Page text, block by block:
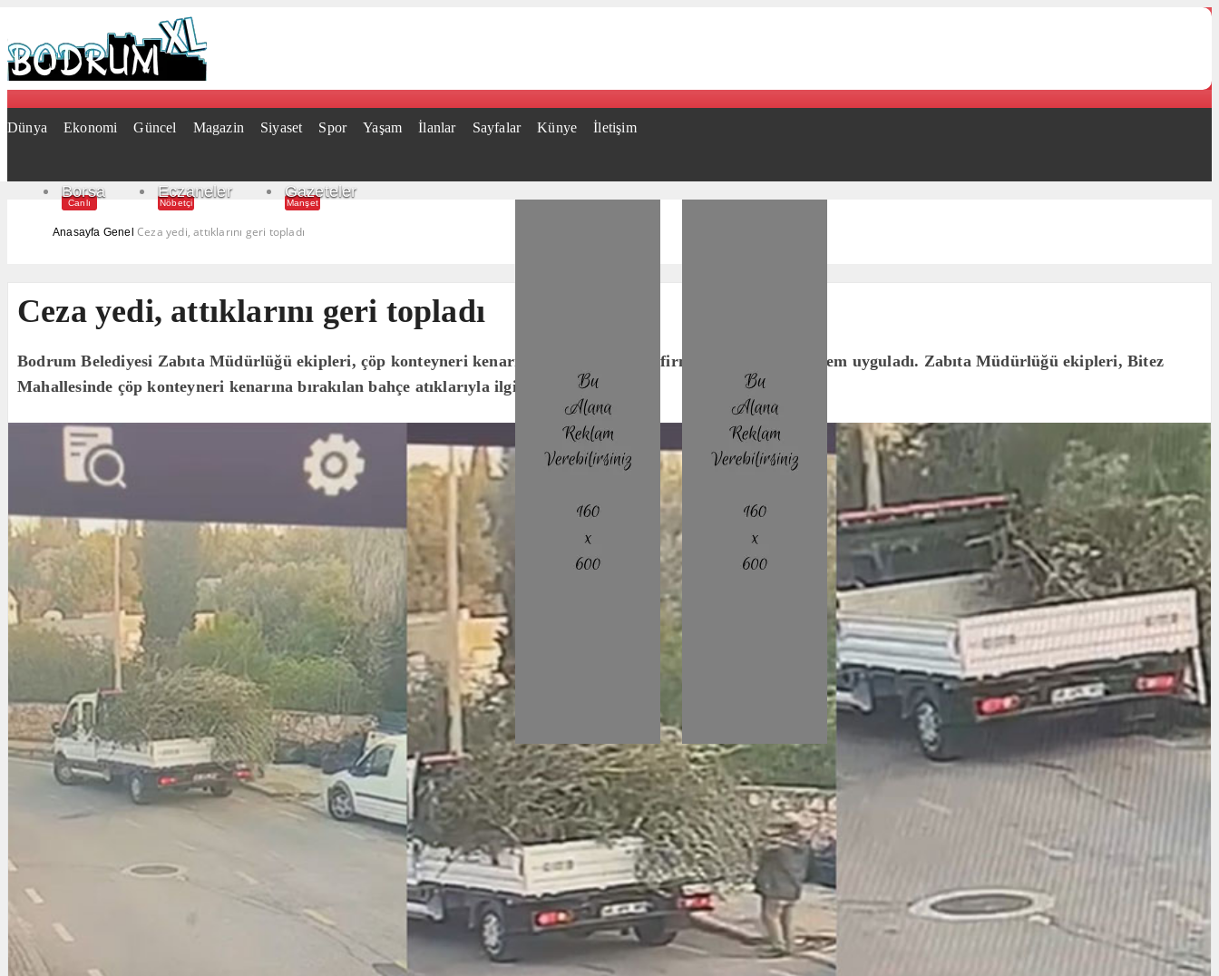
Dünya Ekonomi Güncel Magazin Siyaset Spor Yaşam İlanlar Sayfalar Künye İletişim
Borsa
Canlı
Eczaneler
Nöbetçi
Gazeteler
Manşet
Anasayfa Genel Ceza yedi, attıklarını geri topladı
Ceza yedi, attıklarını geri topladı
Bodrum Belediyesi Zabıta Müdürlüğü ekipleri, çöp konteyneri kenarına bahçe atığı atan firma ve araca cezai işlem uyguladı. Zabıta Müdürlüğü ekipleri, Bitez
Mahallesinde çöp konteyneri kenarına bırakılan bahçe atıklarıyla ilgili işlem..